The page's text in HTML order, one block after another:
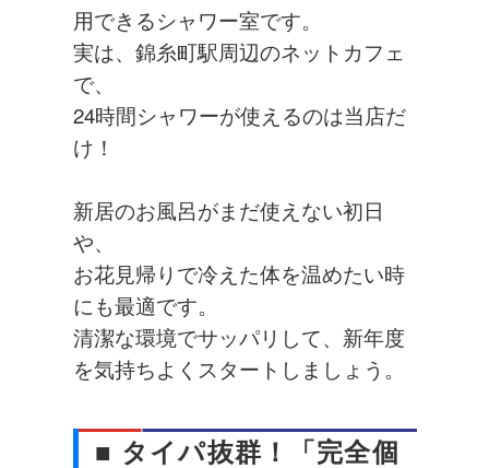
用できるシャワー室です。
実は、錦糸町駅周辺のネットカフェ
で、
24時間シャワーが使えるのは当店だ
け！
新居のお風呂がまだ使えない初日
や、
お花見帰りで冷えた体を温めたい時
にも最適です。
清潔な環境でサッパリして、新年度
を気持ちよくスタートしましょう。
■ タイパ抜群！「完全個